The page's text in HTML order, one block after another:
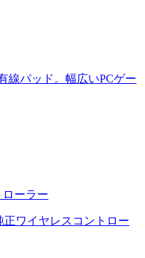
線パッド。幅広いPCゲー
ローラー
正ワイヤレスコントロー